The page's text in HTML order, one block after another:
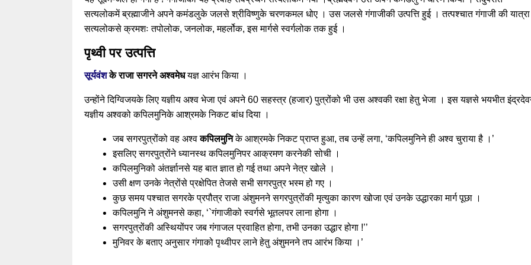
सत्यलोकमें ब्रह्माजीने अपने कमंडलुके जलसे श्रीविष्णुके चरणकमल धोए । उस जलसे गंगाजीकी उत्पत्ति हुई । तत्पश्चात गंगाजी की यात्रा
सत्यलोकसे क्रमशः तपोलोक, जनलोक, महर्लोक, इस मार्गसे स्वर्गलोक तक हुई ।
पृथ्वी पर उत्पत्ति
सूर्यवंशके राजा सगरनेअश्वमेधयज्ञ आरंभ किया ।
उन्होंने दिग्विजयके लिए यज्ञीय अश्व भेजा एवं अपने 60 सहस्त्र (हजार) पुत्रोंको भी उस अश्वकी रक्षा हेतु भेजा । इस यज्ञसे भयभीत
यज्ञीय अश्वको कपिलमुनिके आश्रमके निकट बांध दिया ।
जब सगरपुत्रोंको वह अश्वकपिलमुनिके आश्रमके निकट प्राप्त हुआ, तब उन्हें लगा, ‘कपिलमुनिने ही अश्व चुराया है ।’
इसलिए सगरपुत्रोंने ध्यानस्थ कपिलमुनिपर आक्रमण करनेकी सोची ।
कपिलमुनिको अंतर्ज्ञानसे यह बात ज्ञात हो गई तथा अपने नेत्र खोले ।
उसी क्षण उनके नेत्रोंसे प्रक्षेपित तेजसे सभी सगरपुत्र भस्म हो गए ।
कुछ समय पश्चात सगरके प्रपौत्र राजा अंशुमनने सगरपुत्रोंकी मृत्युका कारण खोजा एवं उनके उद्धारका मार्ग पूछा ।
कपिलमुनि ने अंशुमनसे कहा, ‘`गंगाजीको स्वर्गसे भूतलपर लाना होगा ।
सगरपुत्रोंकी अस्थियोंपर जब गंगाजल प्रवाहित होगा, तभी उनका उद्धार होगा !’’
मुनिवर के बताए अनुसार गंगाको पृथ्वीपर लाने हेतु अंशुमनने तप आरंभ किया ।’